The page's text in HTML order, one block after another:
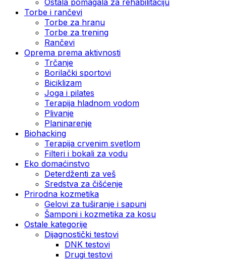
Torbe i rančevi
Torbe za hranu
Torbe za trening
Rančevi
Oprema prema aktivnosti
Trčanje
Borilački sportovi
Biciklizam
Joga i pilates
Terapija hladnom vodom
Plivanje
Planinarenje
Biohacking
Terapija crvenim svetlom
Filteri i bokali za vodu
Eko domaćinstvo
Deterdženti za veš
Sredstva za čišćenje
Prirodna kozmetika
Gelovi za tuširanje i sapuni
Šamponi i kozmetika za kosu
Ostale kategorije
Dijagnostički testovi
DNK testovi
Drugi testovi